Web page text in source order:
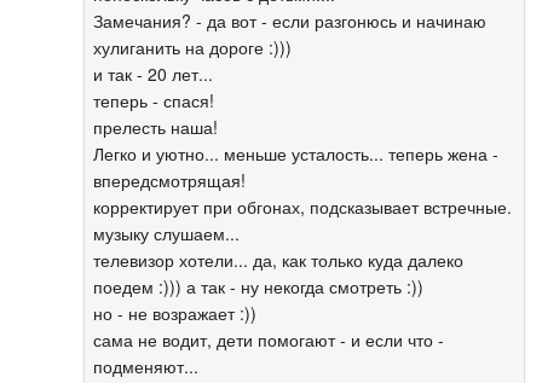
Замечания? - да вот - если разгонюсь и начинаю
хулиганить на дороге :)))
и так - 20 лет...
теперь - спася!
прелесть наша!
Легко и уютно... меньше усталость... теперь жена -
впередсмотрящая!
корректирует при обгонах, подсказывает встречные.
музыку слушаем...
телевизор хотели... да, как только куда далеко
поедем :))) а так - ну некогда смотреть :))
но - не возражает :))
сама не водит, дети помогают - и если что -
подменяют...